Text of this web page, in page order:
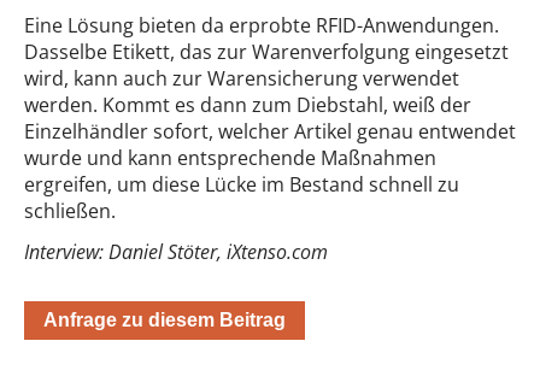
Eine Lösung bieten da erprobte RFID-Anwendungen.
Dasselbe Etikett, das zur Warenverfolgung eingesetzt
wird, kann auch zur Warensicherung verwendet
werden. Kommt es dann zum Diebstahl, weiß der
Einzelhändler sofort, welcher Artikel genau entwendet
wurde und kann entsprechende Maßnahmen
ergreifen, um diese Lücke im Bestand schnell zu
schließen.
Interview: Daniel Stöter, iXtenso.com
Anfrage zu diesem Beitrag